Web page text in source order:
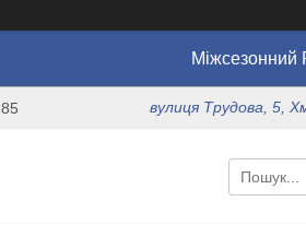
Міжсезонний
вулиця Трудова, 5,